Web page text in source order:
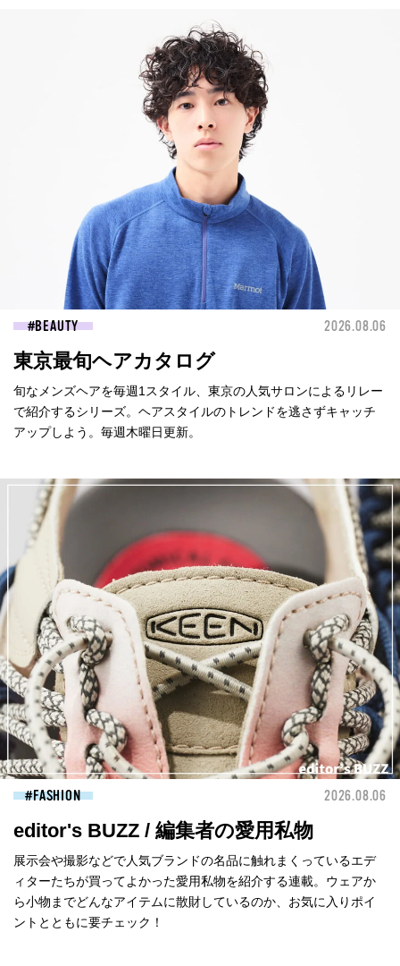
BEAUTY 2026.08.06
東京最旬ヘアカタログ
旬なメンズヘアを毎週1スタイル、東京の人気サロンによるリレー
で紹介するシリーズ。ヘアスタイルのトレンドを逃さずキャッチ
アップしよう。毎週木曜日更新。
FASHION 2026.08.06
editor's BUZZ / 編集者の愛用私物
展示会や撮影などで人気ブランドの名品に触れまくっているエデ
ィターたちが買ってよかった愛用私物を紹介する連載。ウェアか
ら小物までどんなアイテムに散財しているのか、お気に入りポイ
ントとともに要チェック！